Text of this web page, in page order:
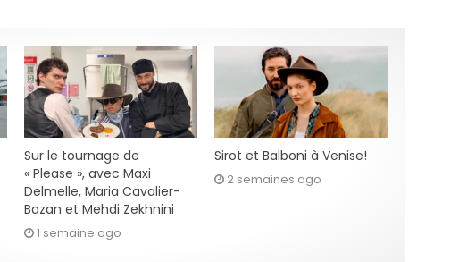
Sur le tournage de
« Please », avec Maxi
Delmelle, Maria Cavalier-
Bazan et Mehdi Zekhnini
1 semaine ago
Sirot et Balboni à Venise!
2 semaines ago